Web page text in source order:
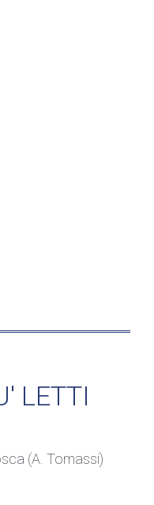
LETTI
(A. Tomassi)